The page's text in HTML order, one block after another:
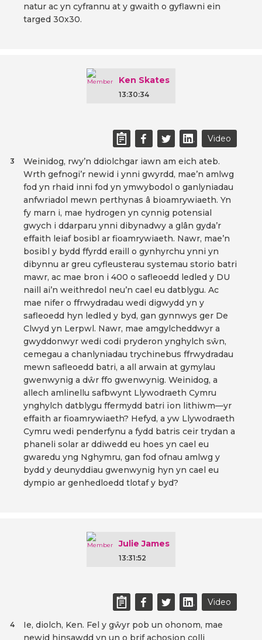
natur ac yn cyfrannu at y gwaith o gyflawni ein
targed 30x30.
Ken Skates
13:30:34
Video
Weinidog, rwy’n ddiolchgar iawn am eich ateb.
Wrth gefnogi’r newid i ynni gwyrdd, mae’n amlwg
fod yn rhaid inni fod yn ymwybodol o ganlyniadau
anfwriadol mewn perthynas â bioamrywiaeth. Yn
fy marn i, mae hydrogen yn cynnig potensial
gwych i ddarparu ynni dibynadwy a glân gyda’r
effaith leiaf bosibl ar fioamrywiaeth. Nawr, mae’n
bosibl y bydd ffyrdd eraill o gynhyrchu ynni yn
dibynnu ar greu cyfleusterau systemau storio batri
mawr, ac mae bron i 400 o safleoedd ledled y DU
naill ai’n weithredol neu’n cael eu datblygu. Ac
mae nifer o ffrwydradau wedi digwydd yn y
safleoedd hyn ledled y byd, gan gynnwys ger De
Clwyd yn Lerpwl. Nawr, mae amgylcheddwyr a
gwyddonwyr wedi codi pryderon ynghylch sŵn,
cemegau a chanlyniadau trychinebus ffrwydradau
mewn safleoedd batri, a all arwain at gymylau
gwenwynig a dŵr ffo gwenwynig. Weinidog, a
allech amlinellu safbwynt Llywodraeth Cymru
ynghylch datblygu ffermydd batri ïon lithiwm—yr
effaith ar fioamrywiaeth? Hefyd, a yw Llywodraeth
Cymru wedi penderfynu a fydd batris ceir trydan a
phaneli solar ar ddiwedd eu hoes yn cael eu
gwaredu yng Nghymru, gan fod ofnau amlwg y
bydd y deunyddiau gwenwynig hyn yn cael eu
dympio ar genhedloedd tlotaf y byd?
3
Julie James
13:31:52
Video
Ie, diolch, Ken. Fel y gŵyr pob un ohonom, mae
newid hinsawdd yn un o brif achosion colli
4